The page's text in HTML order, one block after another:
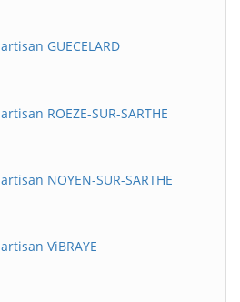
GUECELARD
ROEZE-SUR-SARTHE
NOYEN-SUR-SARTHE
ViBRAYE